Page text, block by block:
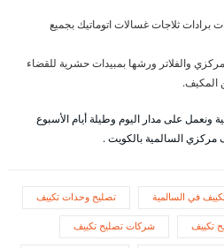
برادات ثلاجات غسالات اتوماتيك بجميع
والفلاتر ورشها بمبيدات حشرية للقضاء
المكيف.
ونعمل على مدار اليوم وطيلة أيام الأسبوع
السالمية بالكويت .
في السالمية تصليح وحدات تكييف
تكييف شركات تصليح تكييف